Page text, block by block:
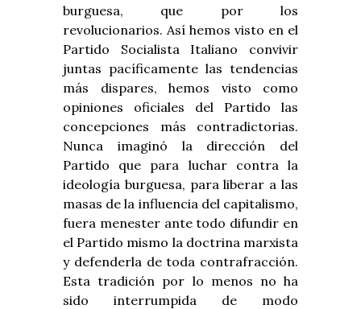
burguesa, que por los
revolucionarios. Así hemos visto en el
Partido Socialista Italiano convivir
juntas pacíficamente las tendencias
más dispares, hemos visto como
opiniones oficiales del Partido las
concepciones más contradictorias.
Nunca imaginó la dirección del
Partido que para luchar contra la
ideología burguesa, para liberar a las
masas de la influencia del capitalismo,
fuera menester ante todo difundir en
el Partido mismo la doctrina marxista
y defenderla de toda contrafracción.
Esta tradición por lo menos no ha
sido interrumpida de modo